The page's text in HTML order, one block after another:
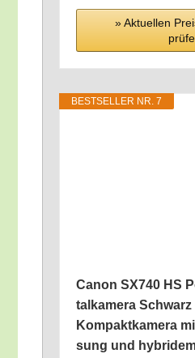
» Aktu­el­len
BEST­SEL­LER NR. 7
Canon SX740 HS
tal­ka­me­ra
Kom­pakt­ka­me­ra
sung und